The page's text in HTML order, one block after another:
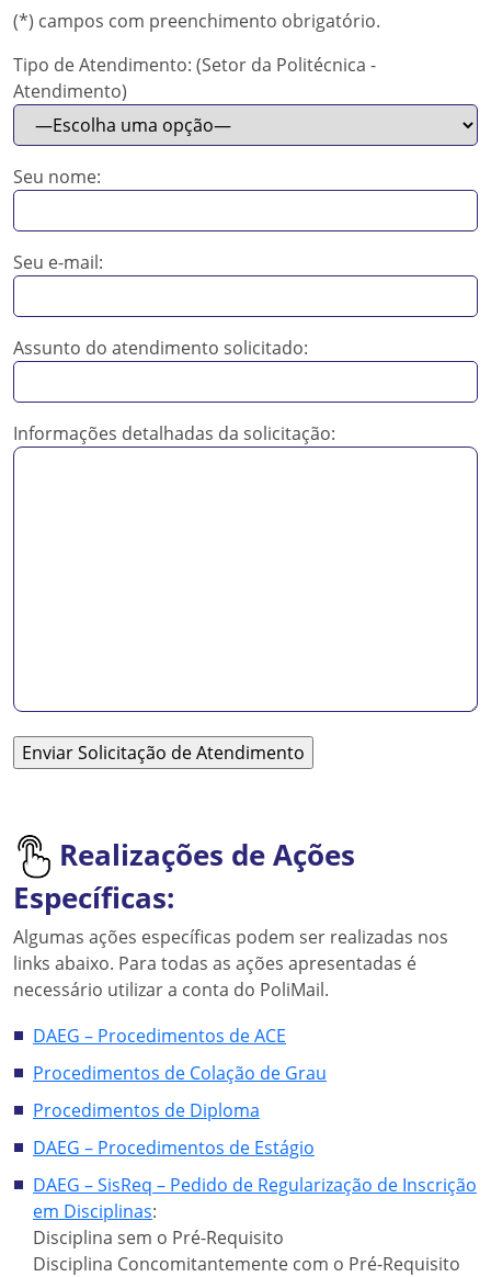
(*) campos com preenchimento obrigatório.
Tipo de Atendimento: (Setor da Politécnica -
Atendimento)
Seu nome:
Seu e-mail:
Assunto do atendimento solicitado:
Informações detalhadas da solicitação:
Realizações de Ações
Específicas:
Algumas ações específicas podem ser realizadas nos
links abaixo. Para todas as ações apresentadas é
necessário utilizar a conta do PoliMail.
DAEG – Procedimentos de ACE
Procedimentos de Colação de Grau
Procedimentos de Diploma
DAEG – Procedimentos de Estágio
DAEG – SisReq – Pedido de Regularização de Inscrição
em Disciplinas:
Disciplina sem o Pré-Requisito
Disciplina Concomitantemente com o Pré-Requisito